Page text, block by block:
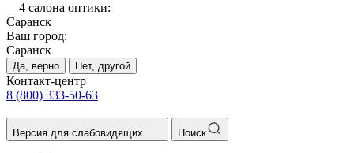
4 салона оптики:
Саранск
Ваш город:
Саранск
Да, верно Нет, другой
Контакт-центр
8 (800) 333-50-63
Версия для слабовидящих Поиск